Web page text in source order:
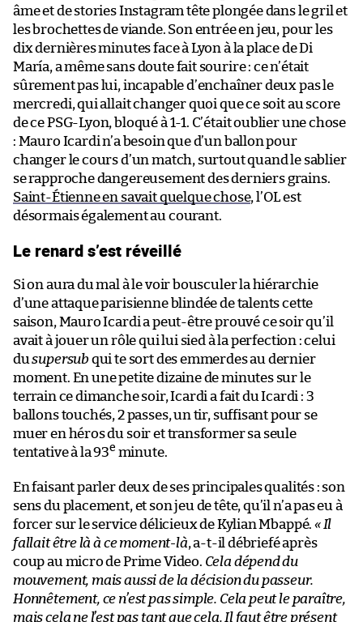
âme et de stories Instagram tête plongée dans le gril et
les brochettes de viande. Son entrée en jeu, pour les
dix dernières minutes face à Lyon à la place de Di
María, a même sans doute fait sourire : ce n’était
sûrement pas lui, incapable d’enchaîner deux pas le
mercredi, qui allait changer quoi que ce soit au score
de ce PSG-Lyon, bloqué à 1-1. C’était oublier une chose
: Mauro Icardi n’a besoin que d’un ballon pour
changer le cours d’un match, surtout quand le sablier
se rapproche dangereusement des derniers grains.
Saint-Étienne en savait quelque chose, l’OL est
désormais également au courant.
Le renard s’est réveillé
Si on aura du mal à le voir bousculer la hiérarchie
d’une attaque parisienne blindée de talents cette
saison, Mauro Icardi a peut-être prouvé ce soir qu’il
avait à jouer un rôle qui lui sied à la perfection : celui
dusupersub qui te sort des emmerdes au dernier
moment. En une petite dizaine de minutes sur le
terrain ce dimanche soir, Icardi a fait du Icardi : 3
ballons touchés, 2 passes, un tir, suffisant pour se
muer en héros du soir et transformer sa seule
tentative à la 93e minute.
En faisant parler deux de ses principales qualités : son
sens du placement, et son jeu de tête, qu’il n’a pas eu à
forcer sur le service délicieux de Kylian Mbappé.« Il
fallait être là à ce moment-là, a-t-il débriefé après
coup au micro de Prime Video. Cela dépend du
mouvement, mais aussi de la décision du passeur.
Honnêtement, ce n’est pas simple. Cela peut le paraître,
mais cela ne l’est pas tant que cela. Il faut être présent